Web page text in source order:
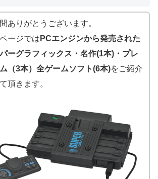
ありがとうございます。
ージでは PCエンジンから発売された
ーグラフィックス・名作(1本)・プレ
（3本）全ゲームソフト(6本)をご紹介
頂きます。